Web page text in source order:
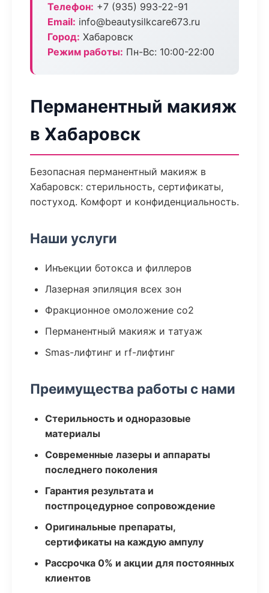
Телефон: +7 (935) 993-22-91
Email: info@beautysilkcare673.ru
Город: Хабаровск
Режим работы: Пн-Вс: 10:00-22:00
Перманентный макияж
в Хабаровск
Безопасная перманентный макияж в
Хабаровск: стерильность, сертификаты,
постуход. Комфорт и конфиденциальность.
Наши услуги
Инъекции ботокса и филлеров
Лазерная эпиляция всех зон
Фракционное омоложение co2
Перманентный макияж и татуаж
Smas-лифтинг и rf-лифтинг
Преимущества работы с нами
Стерильность и одноразовые
материалы
Современные лазеры и аппараты
последнего поколения
Гарантия результата и
постпроцедурное сопровождение
Оригинальные препараты,
сертификаты на каждую ампулу
Рассрочка 0% и акции для постоянных
клиентов